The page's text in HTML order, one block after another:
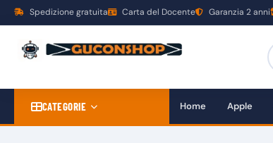
Spedizione gratuita Carta del Docente Garanzia 2 anni
CATEGORIE Home Apple